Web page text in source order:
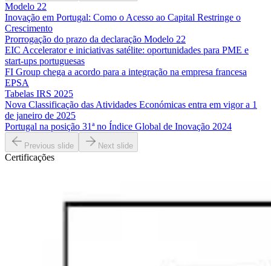
Modelo 22
Inovação em Portugal: Como o Acesso ao Capital Restringe o
Crescimento
Prorrogação do prazo da declaração Modelo 22
EIC Accelerator e iniciativas satélite: oportunidades para PME e
start-ups portuguesas
FI Group chega a acordo para a integração na empresa francesa
EPSA
Tabelas IRS 2025
Nova Classificação das Atividades Económicas entra em vigor a 1
de janeiro de 2025
Portugal na posição 31ª no Índice Global de Inovação 2024
Previous slide Next slide
Certificações